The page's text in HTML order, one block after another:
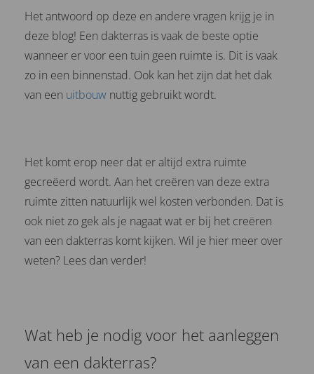
Het antwoord op deze en andere vragen krijg je in
deze blog! Een dakterras is vaak de beste optie
wanneer er voor een tuin geen ruimte is. Dit is vaak
zo in een binnenstad. Ook kan het zijn dat het dak
van een uitbouw nuttig gebruikt wordt.
Het komt erop neer dat er altijd extra ruimte
gecreëerd wordt. Aan het creëren van deze extra
ruimte zitten natuurlijk wel kosten verbonden. Dat is
ook niet zo gek als je nagaat wat er bij het creëren
van een dakterras komt kijken. Wil je hier meer over
weten? Lees dan verder!
Wat heb je nodig voor het aanleggen
van een dakterras?